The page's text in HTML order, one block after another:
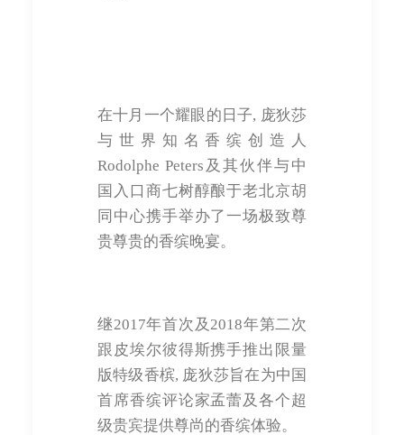
在十月一个耀眼的日子, 庞狄莎
与世界知名香缤创造人
Rodolphe Peters及其伙伴与中
国入口商七树醇酿于老北京胡
同中心携手举办了一场极致尊
贵尊贵的香缤晚宴。
继2017年首次及2018年第二次
跟皮埃尔彼得斯携手推出限量
版特级香槟, 庞狄莎旨在为中国
首席香缤评论家孟蕾及各个超
级贵宾提供尊尚的香缤体验。